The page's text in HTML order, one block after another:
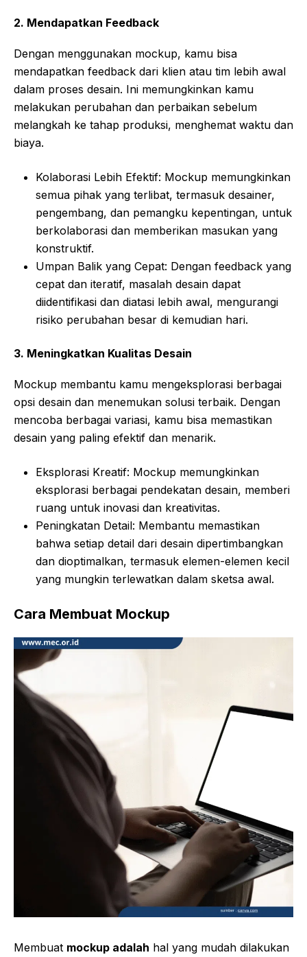
2. Mendapatkan Feedback
Dengan menggunakan mockup, kamu bisa
mendapatkan feedback dari klien atau tim lebih awal
dalam proses desain. Ini memungkinkan kamu
melakukan perubahan dan perbaikan sebelum
melangkah ke tahap produksi, menghemat waktu dan
biaya.
Kolaborasi Lebih Efektif: Mockup memungkinkan
semua pihak yang terlibat, termasuk desainer,
pengembang, dan pemangku kepentingan, untuk
berkolaborasi dan memberikan masukan yang
konstruktif.
Umpan Balik yang Cepat: Dengan feedback yang
cepat dan iteratif, masalah desain dapat
diidentifikasi dan diatasi lebih awal, mengurangi
risiko perubahan besar di kemudian hari.
3. Meningkatkan Kualitas Desain
Mockup membantu kamu mengeksplorasi berbagai
opsi desain dan menemukan solusi terbaik. Dengan
mencoba berbagai variasi, kamu bisa memastikan
desain yang paling efektif dan menarik.
Eksplorasi Kreatif: Mockup memungkinkan
eksplorasi berbagai pendekatan desain, memberi
ruang untuk inovasi dan kreativitas.
Peningkatan Detail: Membantu memastikan
bahwa setiap detail dari desain dipertimbangkan
dan dioptimalkan, termasuk elemen-elemen kecil
yang mungkin terlewatkan dalam sketsa awal.
Cara Membuat Mockup
Membuat mockup adalah hal yang mudah dilakukan